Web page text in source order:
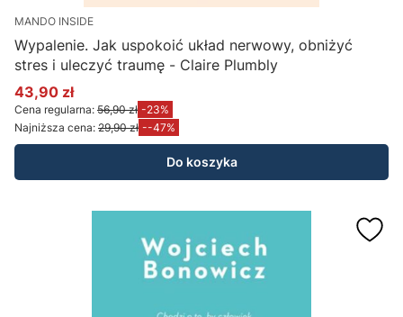
MANDO INSIDE
Wypalenie. Jak uspokoić układ nerwowy, obniżyć
stres i uleczyć traumę - Claire Plumbly
Cena promocyjna
43,90 zł
Cena regularna: 56,90 zł -23%
Najniższa cena: 29,90 zł --47%
Do koszyka